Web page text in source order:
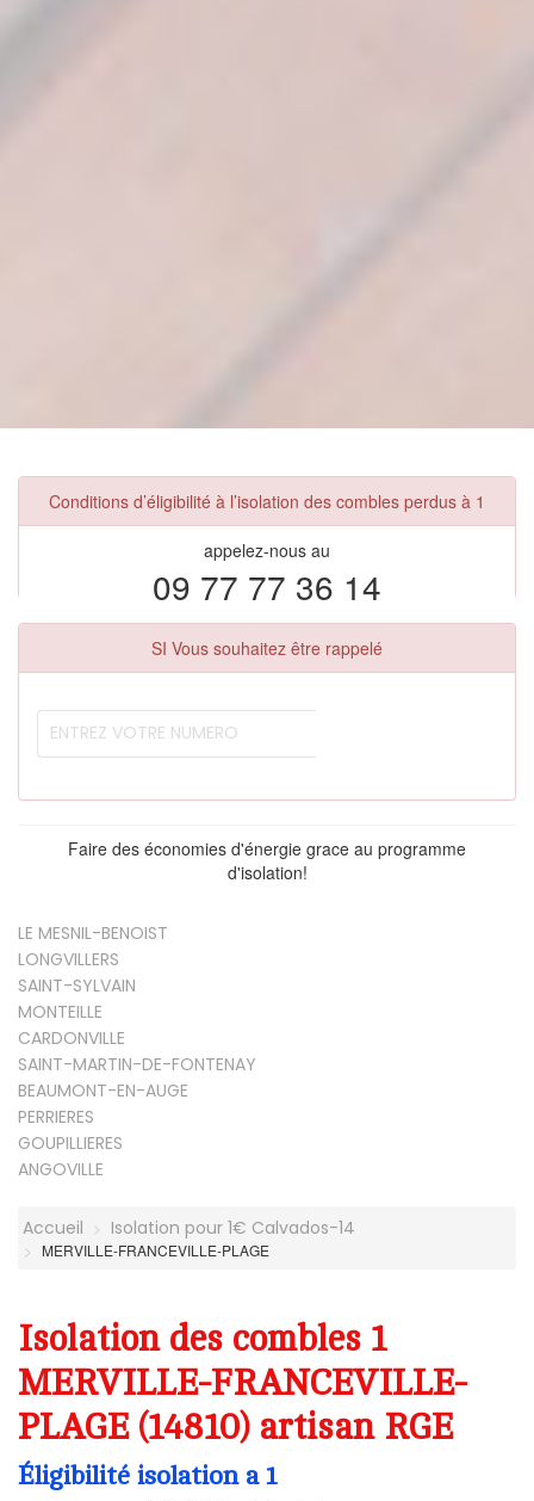
Conditions d’éligibilité à l’isolation des combles perdus à 1
appelez-nous au
09 77 77 36 14
SI Vous souhaitez être rappelé
Faire des économies d'énergie grace au programme
d'isolation!
LE MESNIL-BENOIST
LONGVILLERS
SAINT-SYLVAIN
MONTEILLE
CARDONVILLE
SAINT-MARTIN-DE-FONTENAY
BEAUMONT-EN-AUGE
PERRIERES
GOUPILLIERES
ANGOVILLE
Accueil Isolation pour 1€ Calvados-14
MERVILLE-FRANCEVILLE-PLAGE
Isolation des combles 1
MERVILLE-FRANCEVILLE-
PLAGE (14810) artisan RGE
Éligibilité isolation a 1